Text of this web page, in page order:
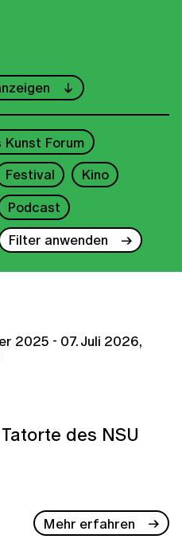
4 5
12 13
19
26 27
28
Kunst Forum
Festival
Kino
Podcast
Filter anwenden
2025 - 07. Juli 2026,
des NSU
Mehr erfahren